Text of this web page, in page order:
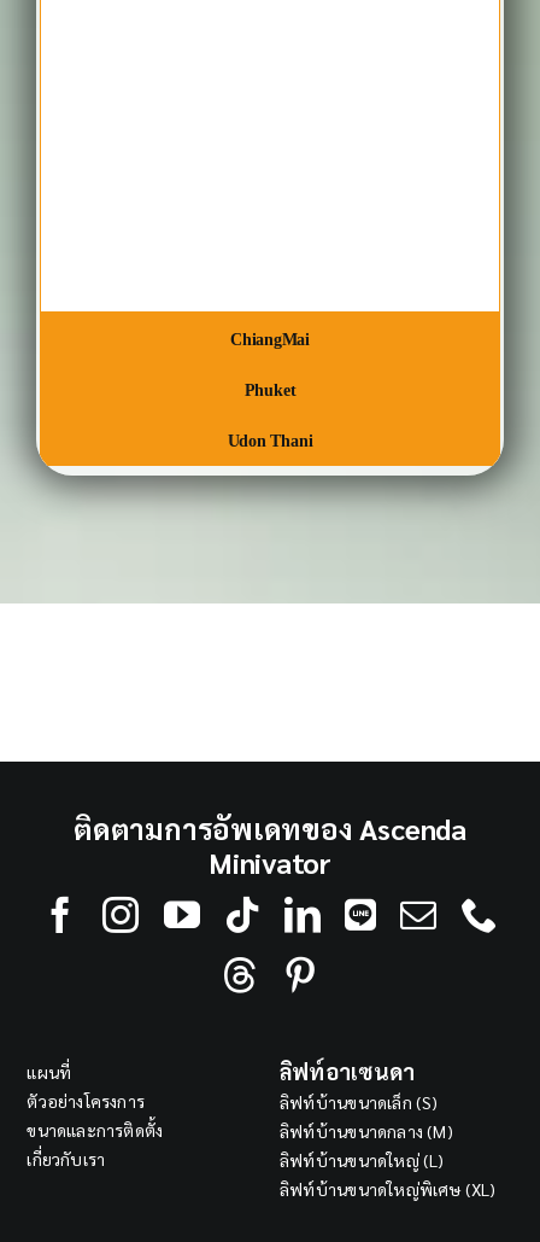
ChiangMai
Phuket
Udon Thani
ติดตามการอัพเดทของ Ascenda
Minivator
แผนที่
ตัวอย่างโครงการ
ขนาดและการติดตั้ง
เกี่ยวกับเรา
ลิฟท์อาเซนดา
ลิฟท์บ้านขนาดเล็ก (S)
ลิฟท์บ้านขนาดกลาง (M)
ลิฟท์บ้านขนาดใหญ่ (L)
ลิฟท์บ้านขนาดใหญ่พิเศษ (XL)